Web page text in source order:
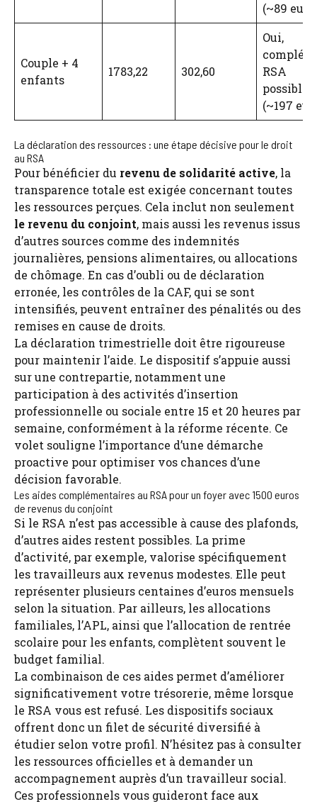
(~89
Couple + 4
enfants
1783,22 302,60
Oui,
RSA
possible
(~197
La déclaration des ressources : une étape décisive pour le droit
au RSA
Pour bénéficier du revenu de solidarité active, la
transparence totale est exigée concernant toutes
les ressources perçues. Cela inclut non seulement
le revenu du conjoint, mais aussi les revenus issus
d’autres sources comme des indemnités
journalières, pensions alimentaires, ou allocations
de chômage. En cas d’oubli ou de déclaration
erronée, les contrôles de la CAF, qui se sont
intensifiés, peuvent entraîner des pénalités ou des
remises en cause de droits.
La déclaration trimestrielle doit être rigoureuse
pour maintenir l’aide. Le dispositif s’appuie aussi
sur une contrepartie, notamment une
participation à des activités d’insertion
professionnelle ou sociale entre 15 et 20 heures par
semaine, conformément à la réforme récente. Ce
volet souligne l’importance d’une démarche
proactive pour optimiser vos chances d’une
décision favorable.
Les aides complémentaires au RSA pour un foyer avec 1500 euros
de revenus du conjoint
Si le RSA n’est pas accessible à cause des plafonds,
d’autres aides restent possibles. La prime
d’activité, par exemple, valorise spécifiquement
les travailleurs aux revenus modestes. Elle peut
représenter plusieurs centaines d’euros mensuels
selon la situation. Par ailleurs, les allocations
familiales, l’APL, ainsi que l’allocation de rentrée
scolaire pour les enfants, complètent souvent le
budget familial.
La combinaison de ces aides permet d’améliorer
significativement votre trésorerie, même lorsque
le RSA vous est refusé. Les dispositifs sociaux
offrent donc un filet de sécurité diversifié à
étudier selon votre profil. N’hésitez pas à consulter
les ressources officielles et à demander un
accompagnement auprès d’un travailleur social.
Ces professionnels vous guideront face aux